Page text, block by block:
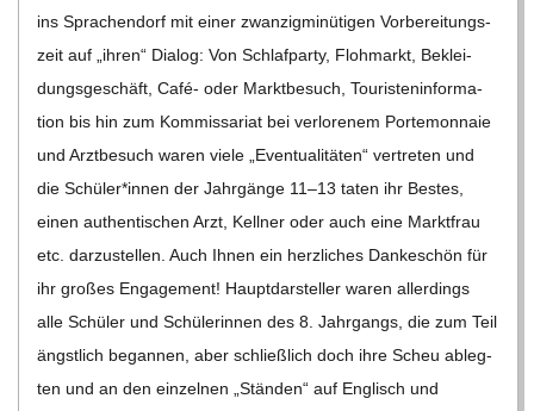
ins Spra­chen­dorf mit einer zwan­zig­mi­nü­ti­gen Vor­be­rei­tungs­
zeit auf „ihren“ Dia­log: Von Schlaf­party, Floh­markt, Beklei­
dungs­ge­schäft, Café- oder Markt­be­such, Tou­ris­ten­in­for­ma­
tion bis hin zum Kom­mis­sa­riat bei ver­lo­re­nem Porte­mon­naie
und Arzt­be­such waren viele „Even­tua­li­tä­ten“ ver­tre­ten und
die Schüler*innen der Jahr­gänge 11–13 taten ihr Bes­tes,
einen authen­ti­schen Arzt, Kell­ner oder auch eine Markt­frau
etc. dar­zu­stel­len. Auch Ihnen ein herz­li­ches Dan­ke­schön für
ihr gro­ßes Enga­ge­ment! Haupt­dar­stel­ler waren aller­dings
alle Schü­ler und Schü­le­rin­nen des 8. Jahr­gangs, die zum Teil
ängst­lich began­nen, aber schließ­lich doch ihre Scheu ableg­
ten und an den ein­zel­nen „Stän­den“ auf Eng­lisch und